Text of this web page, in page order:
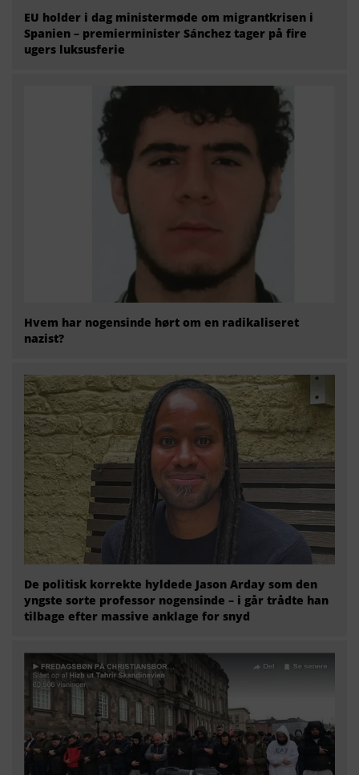
EU holder i dag ministermøde om migrantkrisen i
Spanien – premierminister Sánchez tager på fire
ugers luksusferie
Hvem har nogensinde hørt om en radikaliseret
nazist?
De politisk korrekte hyldede Jason Arday som den
yngste sorte professor nogensinde – i går trådte han
tilbage efter massive anklage for snyd